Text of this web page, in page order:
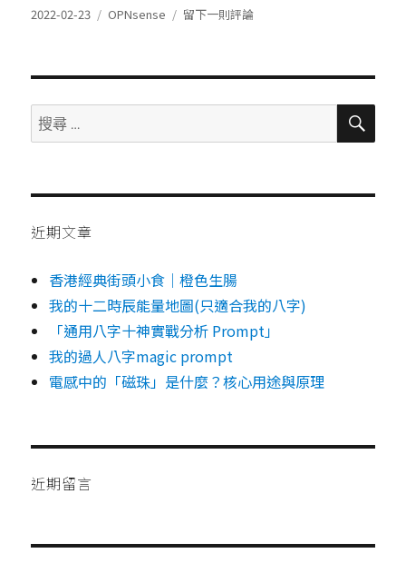
發
2022-02-23
分
OPNsense 留下一則評論在
搜
尋：
搜
近期文章
香港經典街頭小食｜橙色生腸
我的十二時辰能量地圖(只適合我的八字)
「通用八字十神實戰分析 Prompt」
我的過人八字magic prompt
電感中的「磁珠」是什麼？核心用途與原理
近期留言